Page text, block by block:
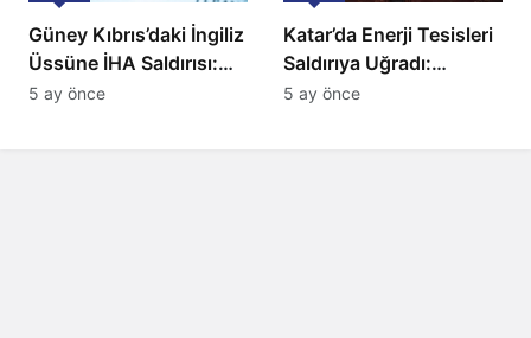
Güney Kıbrıs’daki İngiliz
Üssüne İHA Saldırısı:
Patlama, Sirenler ve
5 ay önce
Katar’da Enerji Tesisleri
Saldırıya Uğradı:
Avrupa’da Doğalgaz
5 ay önce